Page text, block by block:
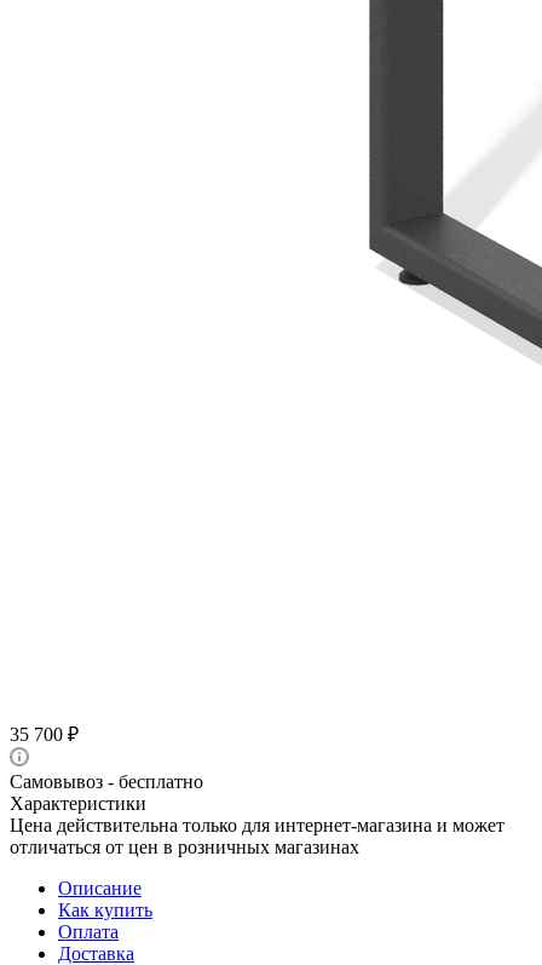
35 700 ₽
Самовывоз - бесплатно
Характеристики
Цена действительна только для интернет-магазина и может
отличаться от цен в розничных магазинах
Описание
Как купить
Оплата
Доставка